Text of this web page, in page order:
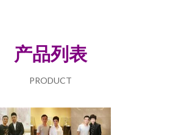
产品列表
PRODUCT